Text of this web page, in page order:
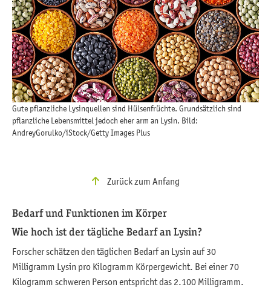
Gute pflanzliche Lysinquellen sind Hülsenfrüchte. Grundsätzlich sind
pflanzliche Lebensmittel jedoch eher arm an Lysin. Bild:
AndreyGorulko/iStock/Getty Images Plus
Zurück zum Anfang
Bedarf und Funktionen im Körper
Wie hoch ist der tägliche Bedarf an Lysin?
Forscher schätzen den täglichen Bedarf an Lysin auf 30
Milligramm Lysin pro Kilogramm Körpergewicht. Bei einer 70
Kilogramm schweren Person entspricht das 2.100 Milligramm.